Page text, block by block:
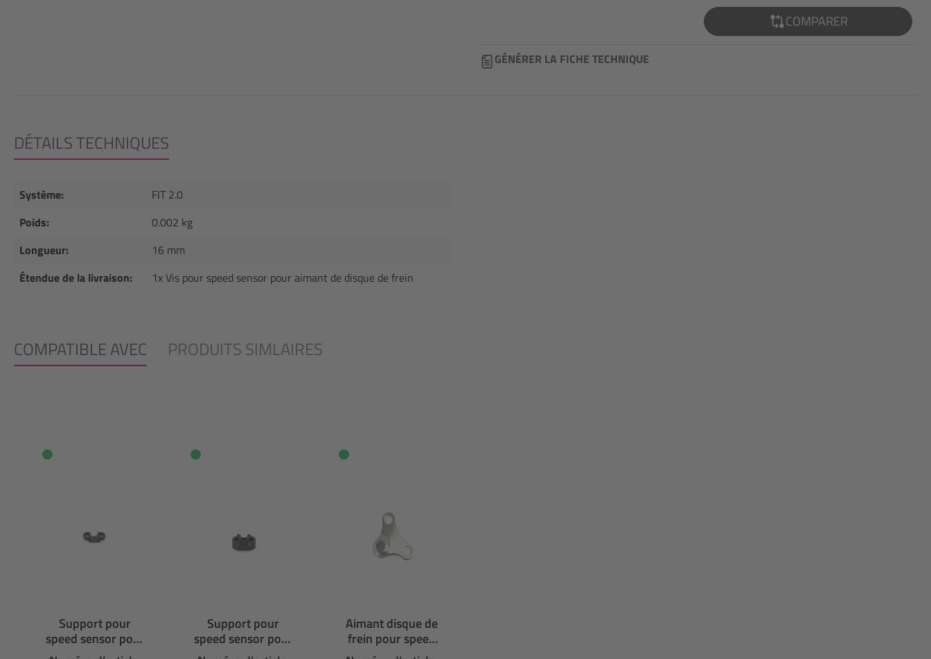
COMPARER
GÉNÉRER LA FICHE TECHNIQUE
DÉTAILS TECHNIQUES
Système:
FIT 2.0
Poids:
0.002 kg
Longueur:
16 mm
Étendue de la livraison:
1x Vis pour speed sensor pour aimant de disque de frein
COMPATIBLE AVEC PRODUITS SIMLAIRES
Support pour
speed sensor pour
aimant de disque
Support pour
speed sensor pour
aimant de disque
Aimant disque de
frein pour speed
sensor